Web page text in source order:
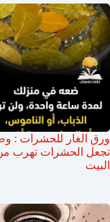
ورق الغار للحشرات :
تجعل الحشرات تهرب
البيت